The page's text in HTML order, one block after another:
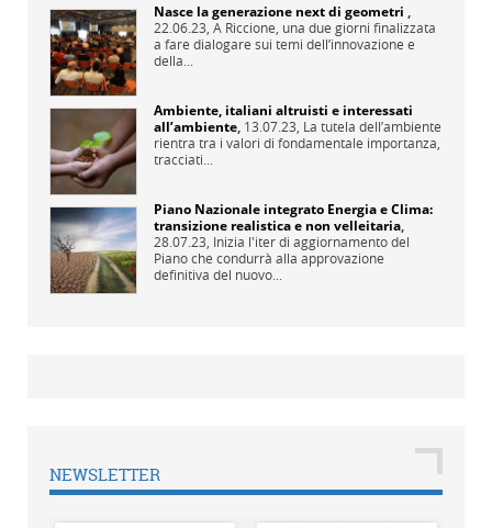
Nasce la generazione next di geometri ,
22.06.23, A Riccione, una due giorni finalizzata
a fare dialogare sui temi dell’innovazione e
della...
Ambiente, italiani altruisti e interessati
all’ambiente, 13.07.23, La tutela dell’ambiente
rientra tra i valori di fondamentale importanza,
tracciati...
Piano Nazionale integrato Energia e Clima:
transizione realistica e non velleitaria,
28.07.23, Inizia l'iter di aggiornamento del
Piano che condurrà alla approvazione
definitiva del nuovo...
NEWSLETTER